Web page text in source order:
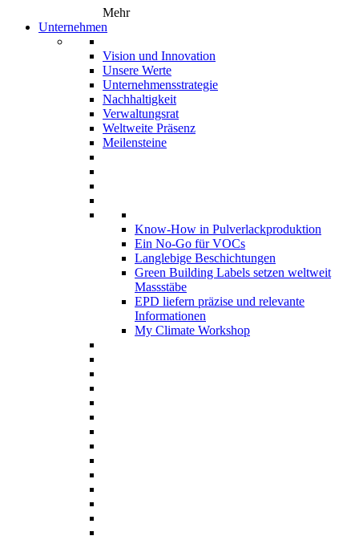
Mehr
Unternehmen
Vision und Innovation
Unsere Werte
Unternehmensstrategie
Nachhaltigkeit
Verwaltungsrat
Weltweite Präsenz
Meilensteine
Know-How in Pulverlackproduktion
Ein No-Go für VOCs
Langlebige Beschichtungen
Green Building Labels setzen weltweit
Massstäbe
EPD liefern präzise und relevante
Informationen
My Climate Workshop